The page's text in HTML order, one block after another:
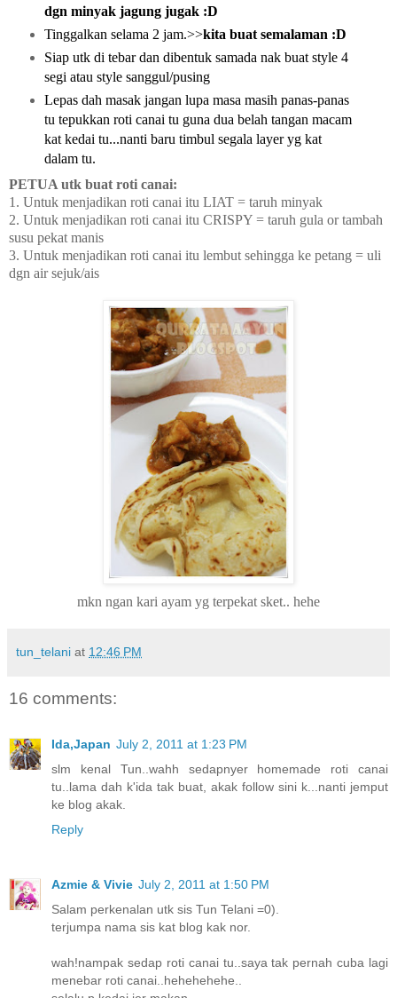
dgn minyak jagung jugak :D
Tinggalkan selama 2 jam.>>kita buat semalaman :D
Siap utk di tebar dan dibentuk samada nak buat style 4
segi atau style sanggul/pusing
Lepas dah masak jangan lupa masa masih panas-panas
tu tepukkan roti canai tu guna dua belah tangan macam
kat kedai tu...nanti baru timbul segala layer yg kat
dalam tu.
PETUA utk buat roti canai:
1. Untuk menjadikan roti canai itu LIAT = taruh minyak
2. Untuk menjadikan roti canai itu CRISPY = taruh gula or tambah
susu pekat manis
3. Untuk menjadikan roti canai itu lembut sehingga ke petang = uli
dgn air sejuk/ais
mkn ngan kari ayam yg terpekat sket.. hehe
tun_telani at 12:46 PM
16 comments:
Ida,Japan July 2, 2011 at 1:23 PM
slm kenal Tun..wahh sedapnyer homemade roti canai
tu..lama dah k'ida tak buat, akak follow sini k...nanti jemput
ke blog akak.
Reply
Azmie & Vivie July 2, 2011 at 1:50 PM
Salam perkenalan utk sis Tun Telani =0).
terjumpa nama sis kat blog kak nor.
wah!nampak sedap roti canai tu..saya tak pernah cuba lagi
menebar roti canai..hehehehehe..